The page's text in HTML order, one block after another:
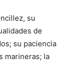
su
de
su paciencia
marineras; la